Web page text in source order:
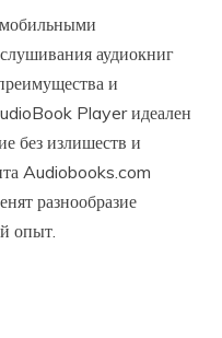
аудиокниг
и
Player идеален
без излишеств и
Audiobooks.com
разнообразие
опыт.